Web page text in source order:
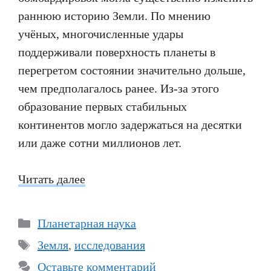
раннюю историю Земли. По мнению
учёных, многочисленные удары
поддерживали поверхность планеты в
перегретом состоянии значительно дольше,
чем предполагалось ранее. Из-за этого
образование первых стабильных
континентов могло задержаться на десятки
или даже сотни миллионов лет.
Читать далее
Рубрики
Планетарная наука
Метки
Земля, исследования
Оставьте комментарий